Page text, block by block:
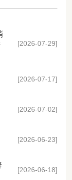
[2026-07-29]
[2026-07-17]
[2026-07-02]
[2026-06-23]
[2026-06-18]